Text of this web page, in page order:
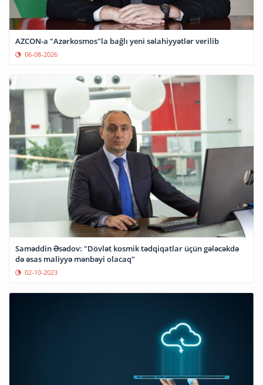
AZCON-a "Azərkosmos"la bağlı yeni səlahiyyətlər verilib
06-08-2026
Saməddin Əsədov: "Dövlət kosmik tədqiqatlar üçün gələcəkdə
də əsas maliyyə mənbəyi olacaq"
02-10-2023